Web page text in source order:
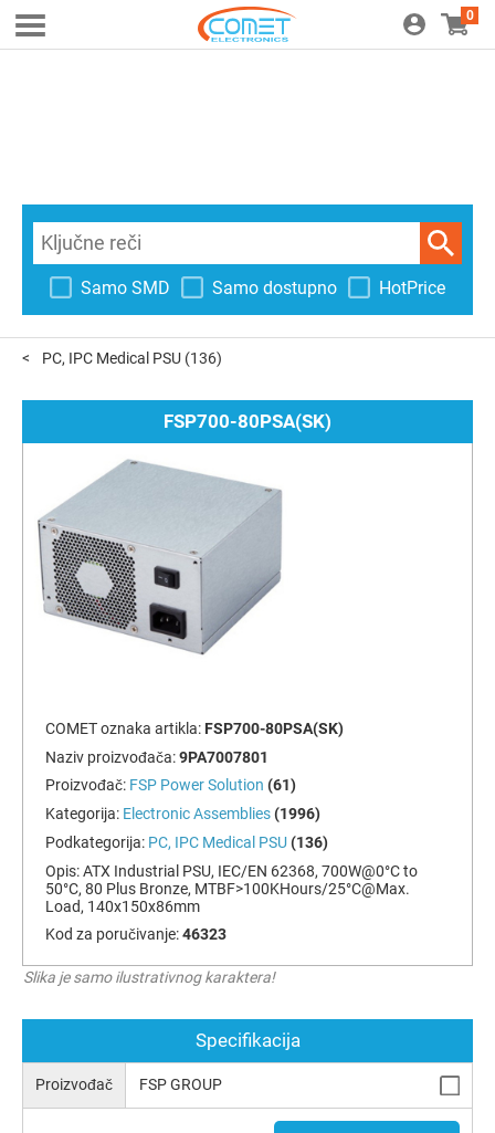
0
Samo SMD Samo dostupno HotPrice
PC, IPC Medical PSU (136)
FSP700-80PSA(SK)
COMET oznaka artikla: FSP700-80PSA(SK)
Naziv proizvođača:9PA7007801
Proizvođač: FSP Power Solution (61)
Kategorija: Electronic Assemblies (1996)
Podkategorija: PC, IPC Medical PSU (136)
Opis:ATX Industrial PSU, IEC/EN 62368, 700W@0°C to
50°C, 80 Plus Bronze, MTBF>100KHours/25°C@Max.
Load, 140x150x86mm
Kod za poručivanje:46323
Slika je samo ilustrativnog karaktera!
Specifikacija
Proizvođač FSP GROUP